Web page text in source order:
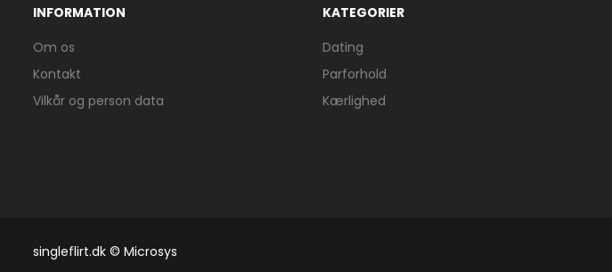
INFORMATION
Om os
Kontakt
Vilkår og person data
KATEGORIER
Dating
Parforhold
Kærlighed
singleflirt.dk © Microsys